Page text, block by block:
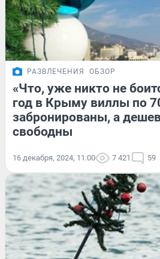
РАЗВЛЕЧЕНИЯ ОБЗОР
«Что, уже никто не
год в Крыму виллы по
забронированы, а
свободны
16 декабря, 2024, 11:00 7 421 59